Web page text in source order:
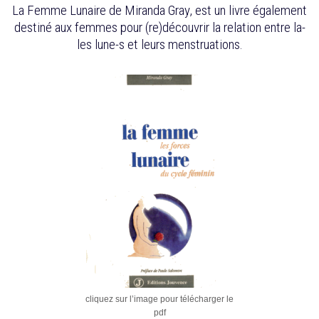
La Femme Lunaire de Miranda Gray, est un livre également
destiné aux femmes pour (re)découvrir la relation entre la-
les lune-s et leurs menstruations.
cliquez sur l’image pour télécharger le
pdf